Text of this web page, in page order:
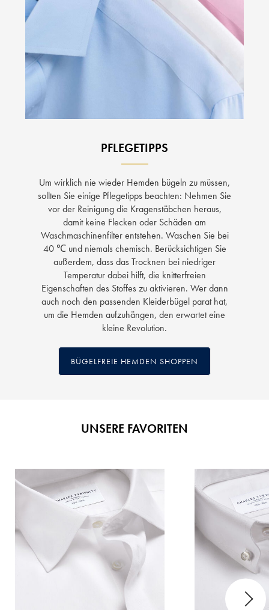
PFLEGETIPPS
Um wirklich nie wieder Hemden bügeln zu müssen,
sollten Sie einige Pflegetipps beachten: Nehmen Sie
vor der Reinigung die Kragenstäbchen heraus,
damit keine Flecken oder Schäden am
Waschmaschinenfilter entstehen. Waschen Sie bei
40 ℃ und niemals chemisch. Berücksichtigen Sie
außerdem, dass das Trocknen bei niedriger
Temperatur dabei hilft, die knitterfreien
Eigenschaften des Stoffes zu aktivieren. Wer dann
auch noch den passenden Kleiderbügel parat hat,
um die Hemden aufzuhängen, den erwartet eine
kleine Revolution.
BÜGELFREIE HEMDEN SHOPPEN
UNSERE FAVORITEN